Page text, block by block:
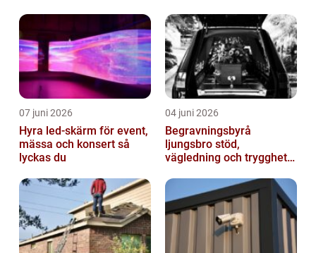
07 juni 2026
Hyra led-skärm för event,
mässa och konsert så
lyckas du
04 juni 2026
Begravningsbyrå
ljungsbro stöd,
vägledning och trygghet